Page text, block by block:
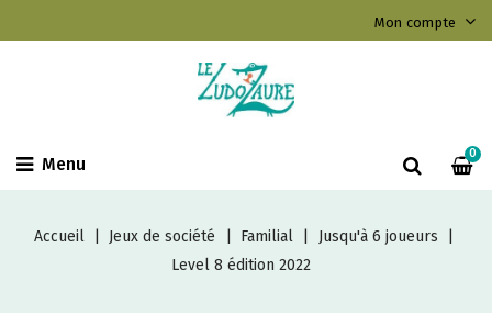
Mon compte
0
Menu
Accueil Jeux de société Familial
Jusqu'à 6 joueurs
Level 8 édition 2022